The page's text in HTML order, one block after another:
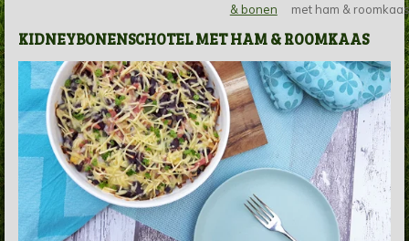
& bonen
met ham &
KIDNEYBONENSCHOTEL MET HAM & ROOMKAAS